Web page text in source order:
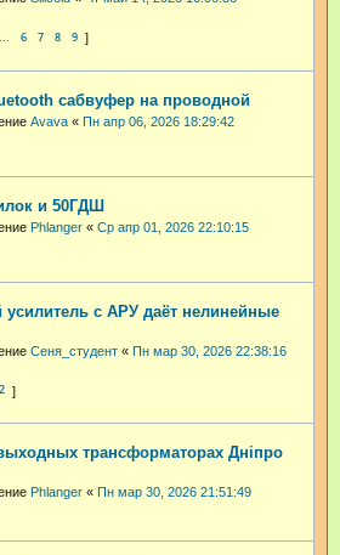
… 6 7 8 9
сабвуфер на проводной
Avava « Пн апр 06, 2026 18:29:42
и 50ГДШ
Phlanger « Ср апр 01, 2026 22:10:15
с АРУ даёт нелинейные
Сеня_студент « Пн мар 30, 2026 22:38:16
2
трансформаторах Днiпро
Phlanger « Пн мар 30, 2026 21:51:49